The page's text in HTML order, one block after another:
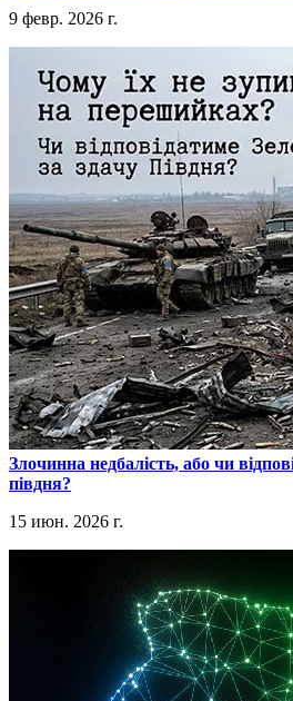
9 февр. 2026 г.
​Злочинна недбалість, або чи
півдня?
15 июн. 2026 г.